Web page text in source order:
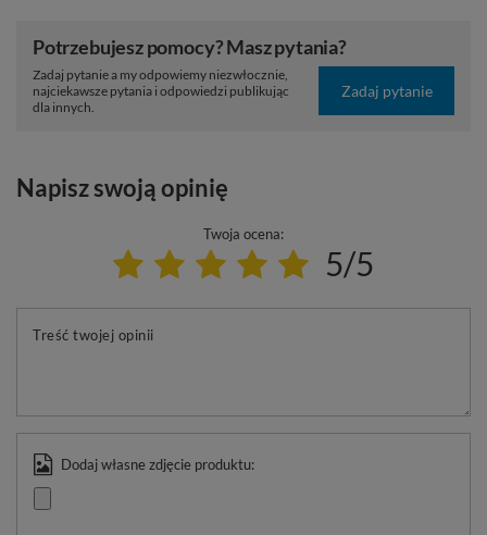
Potrzebujesz pomocy? Masz pytania?
Zadaj pytanie a my odpowiemy niezwłocznie,
najciekawsze pytania i odpowiedzi publikując
dla innych.
Zadaj pytanie
Napisz swoją opinię
Twoja ocena:
5/5
Treść twojej opinii
Dodaj własne zdjęcie produktu: